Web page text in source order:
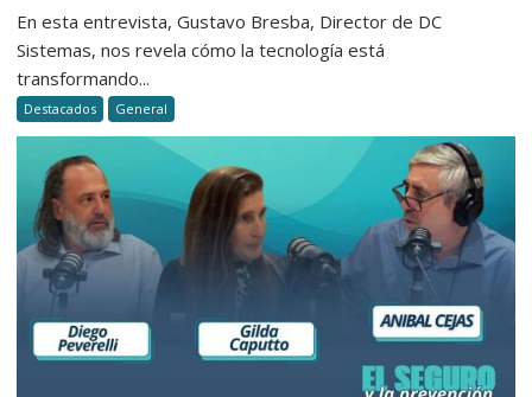
cobro
y
la
atención
al
cliente
seguros
En esta entrevista, Gustavo Bresba, Director de DC
Sistemas, nos revela cómo la tecnología está
transformando...
Destacados General